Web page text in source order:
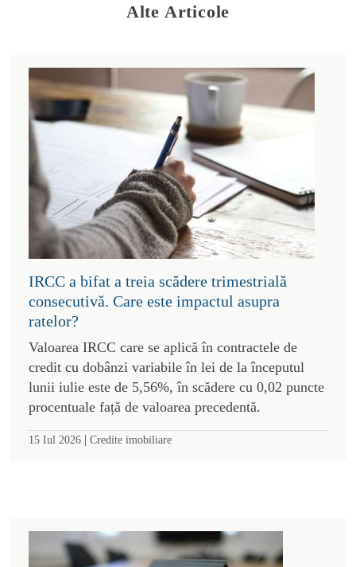
Alte Articole
IRCC a bifat a treia scădere trimestrială
consecutivă. Care este impactul asupra
ratelor?
Valoarea IRCC care se aplică în contractele de
credit cu dobânzi variabile în lei de la începutul
lunii iulie este de 5,56%, în scădere cu 0,02 puncte
procentuale față de valoarea precedentă.
15 Iul 2026 | Credite imobiliare